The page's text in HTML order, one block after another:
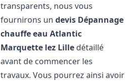
transparents, nous vous
fournirons undevis Dépannage
chauffe eau Atlantic
Marquette lez Lille détaillé
avant de commencer les
travaux. Vous pourrez ainsi avoir